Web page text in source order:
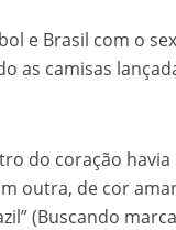
e Brasil com o
as camisas
do coração havia
outra, de cor
(Buscando